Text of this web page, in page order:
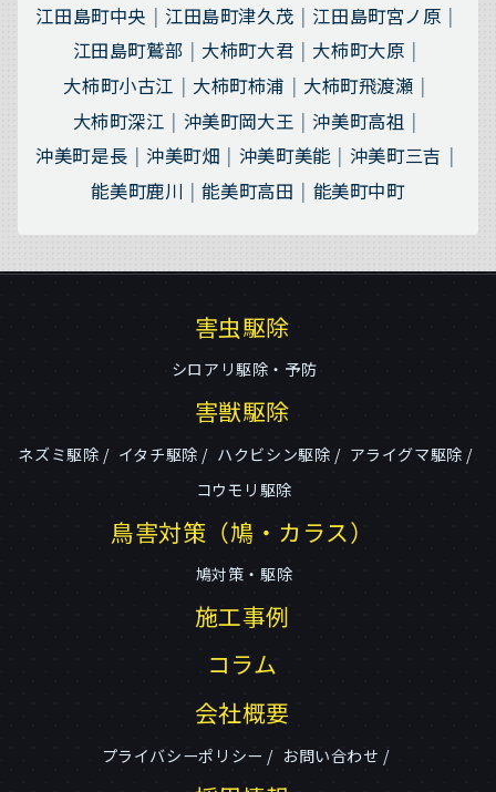
江田島町中央
江田島町津久茂
江田島町宮ノ原
江田島町鷲部
大柿町大君
大柿町大原
大柿町小古江
大柿町柿浦
大柿町飛渡瀬
大柿町深江
沖美町岡大王
沖美町高祖
沖美町是長
沖美町畑 沖美町美能
沖美町三吉
能美町鹿川
能美町高田 能美町中町
害虫駆除
シロアリ駆除・予防
害獣駆除
ネズミ駆除 イタチ駆除 ハクビシン駆除
アライグマ駆除
コウモリ駆除
鳥害対策（鳩・カラス）
鳩対策・駆除
施工事例
コラム
会社概要
プライバシーポリシー お問い合わせ